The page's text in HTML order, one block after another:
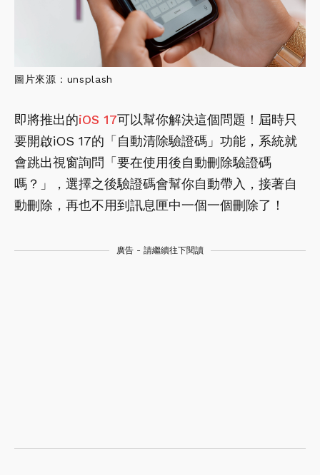
圖片來源：unsplash
即將推出的iOS 17可以幫你解決這個問題！屆時只
要開啟iOS 17的「自動清除驗證碼」功能，系統就
會跳出視窗詢問「要在使用後自動刪除驗證碼
嗎？」，選擇之後驗證碼會幫你自動帶入，接著自
動刪除，再也不用到訊息匣中一個一個刪除了！
廣告 - 請繼續往下閱讀